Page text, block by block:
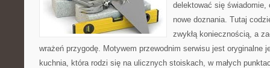
delektować się
nowe doznania. Tutaj
zwykłą koniecznością, a
wrażeń przygodę. Motywem przewodnim serwisu jest oryginalne
kuchnia, która rodzi się na ulicznych stoiskach, w małych